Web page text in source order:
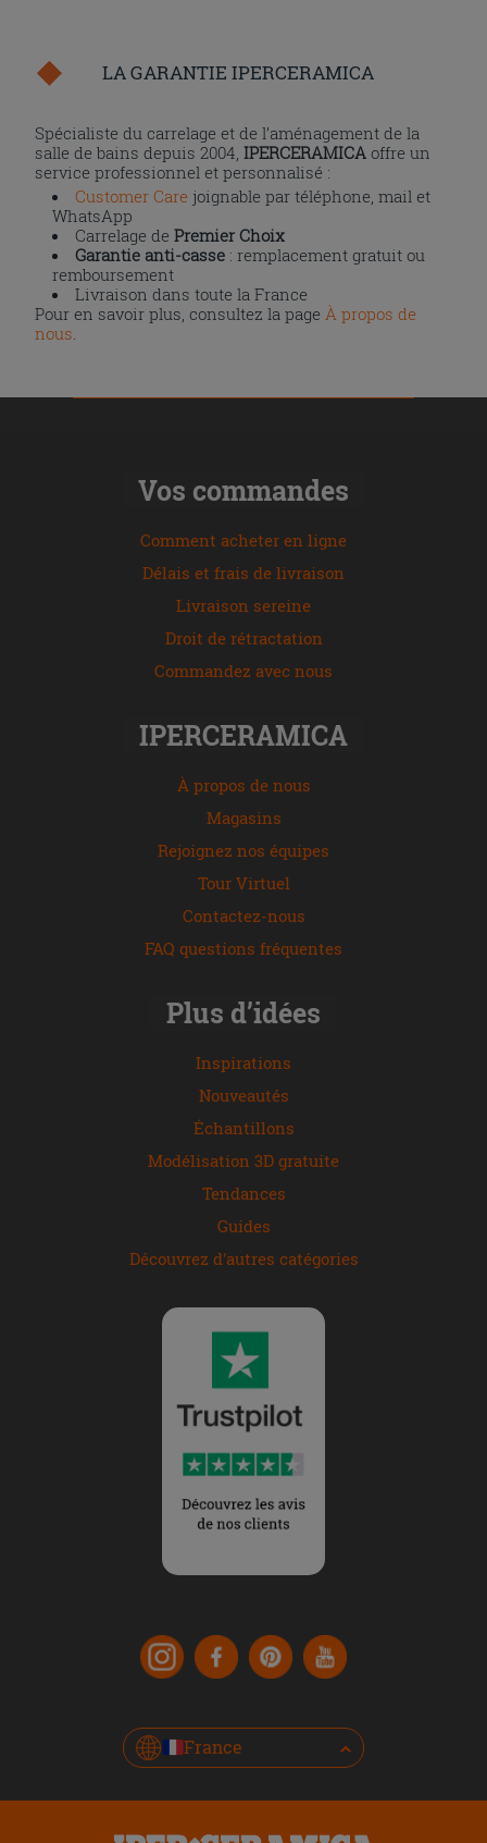
LA GARANTIE IPERCERAMICA
Spécialiste du carrelage et de l’aménagement de la
salle de bains depuis 2004,IPERCERAMICA offre un
service professionnel et personnalisé :
Customer Care joignable par téléphone, mail et
WhatsApp
Carrelage dePremier Choix
Garantie anti-casse : remplacement gratuit ou
remboursement
Livraison dans toute la France
Pour en savoir plus, consultez la page À propos de
nous
Vos commandes
Comment acheter en ligne
Délais et frais de livraison
Livraison sereine
Droit de rétractation
Commandez avec nous
IPERCERAMICA
À propos de nous
Magasins
Rejoignez nos équipes
Tour Virtuel
Contactez-nous
FAQ questions fréquentes
Plus d’idées
Inspirations
Nouveautés
Échantillons
Modélisation 3D gratuite
Tendances
Guides
Découvrez d'autres catégories
France